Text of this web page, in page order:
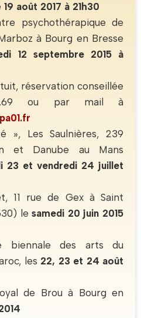
19 août 2017 à 21h30
psychothérapique de
à Bourg en Bresse
12 septembre 2015 à
réservation conseillée
ou par mail à
», Les Saulnières, 239
et Danube au Mans
23 et vendredi 24 juillet
11 rue de Gex à Saint
lesamedi 20 juin 2015
biennale des arts du
les 22, 23 et 24 août
de Brou à Bourg en